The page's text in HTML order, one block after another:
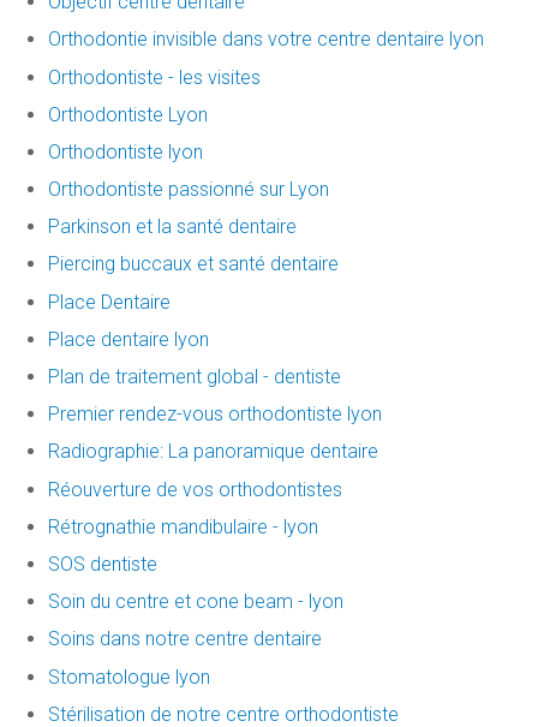
Orthodontie invisible dans votre centre dentaire lyon
Orthodontiste - les visites
Orthodontiste Lyon
Orthodontiste lyon
Orthodontiste passionné sur Lyon
Parkinson et la santé dentaire
Piercing buccaux et santé dentaire
Place Dentaire
Place dentaire lyon
Plan de traitement global - dentiste
Premier rendez-vous orthodontiste lyon
Radiographie: La panoramique dentaire
Réouverture de vos orthodontistes
Rétrognathie mandibulaire - lyon
SOS dentiste
Soin du centre et cone beam - lyon
Soins dans notre centre dentaire
Stomatologue lyon
Stérilisation de notre centre orthodontiste